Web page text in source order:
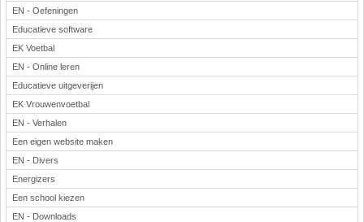
EN - Oefeningen
Educatieve software
EK Voetbal
EN - Online leren
Educatieve uitgeverijen
EK Vrouwenvoetbal
EN - Verhalen
Een eigen website maken
EN - Divers
Energizers
Een school kiezen
EN - Downloads